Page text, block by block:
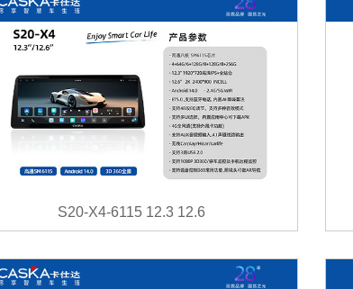
S20-X4-6115 12.3 12.6